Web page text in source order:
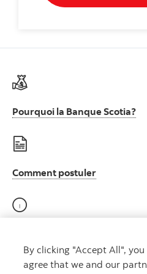
Pourquoi la Banque Scotia?
Comment postuler
By clicking "Accept All",
agree that we and our